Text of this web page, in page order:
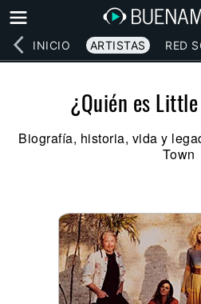
INICIO ARTISTAS RED
¿Quién es
Biografía, historia, vida y
Town